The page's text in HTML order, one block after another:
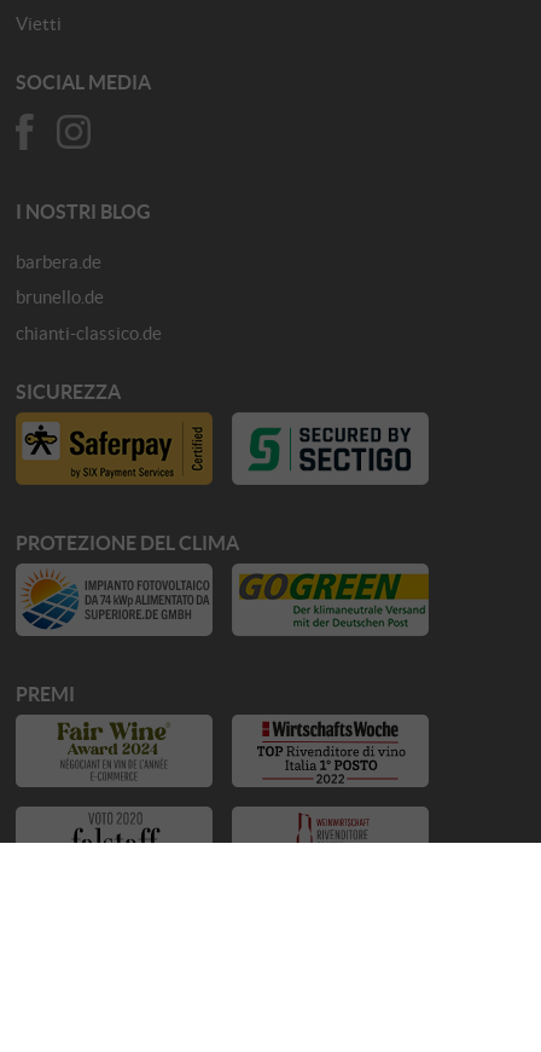
Vietti
SOCIAL MEDIA
I NOSTRI BLOG
barbera.de
brunello.de
chianti-classico.de
SICUREZZA
PROTEZIONE DEL CLIMA
PREMI